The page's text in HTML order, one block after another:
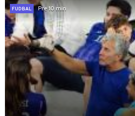
FUDBAL
Pre 10 min